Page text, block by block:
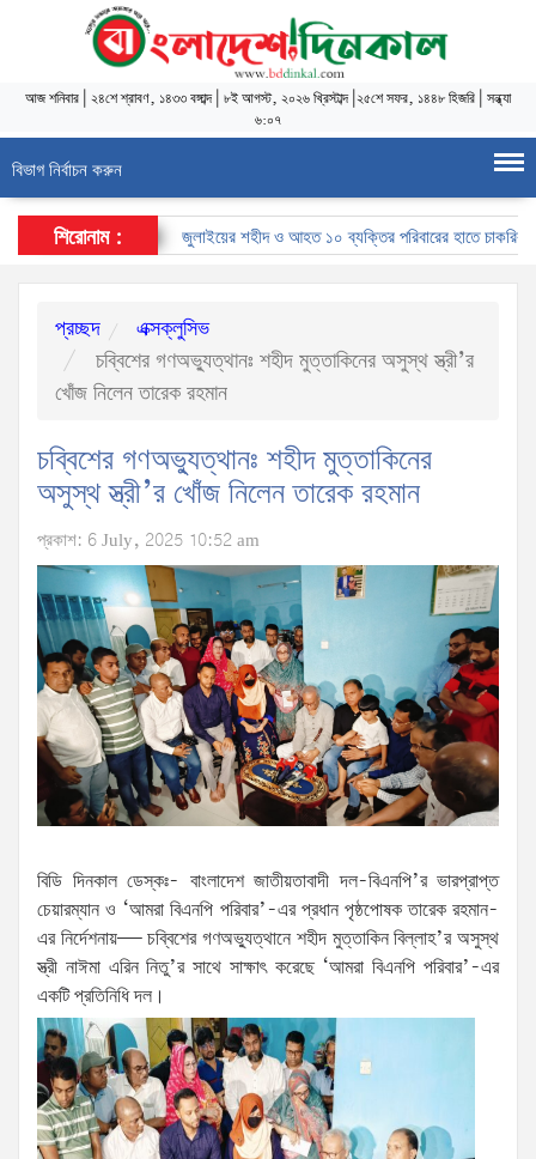
আজশনিবার ২৪শে শ্রাবণ, ১৪৩৩ বঙ্গাব্দ| ৮ই আগস্ট, ২০২৬ খ্রিস্টাব্দ| ২৫শে সফর, ১৪৪৮ হিজরি সন্ধ্যা
৬:০৭
বিভাগ নির্বাচন করুন
শিরোনাম : জুলাইয়ের শহীদ ও আহত ১০ ব্যক্তির পরিবারের হাতে চাকরির
প্রচ্ছদ
এক্সক্লুসিভ
চব্বিশের গণঅভ্যুত্থানঃ শহীদ মুত্তাকিনের অসুস্থ স্ত্রী’র
খোঁজ নিলেন তারেক রহমান
চব্বিশের গণঅভ্যুত্থানঃ শহীদ মুত্তাকিনের
অসুস্থ স্ত্রী’র খোঁজ নিলেন তারেক রহমান
প্রকাশ: 6 July, 2025 10:52 am
বিডি দিনকাল ডেস্কঃ- বাংলাদেশ জাতীয়তাবাদী দল-বিএনপি’র ভারপ্রাপ্ত
চেয়ারম্যান ও ‘আমরা বিএনপি পরিবার’-এর প্রধান পৃষ্ঠপোষক তারেক রহমান-
এর নির্দেশনায়— চব্বিশের গণঅভ্যুত্থানে শহীদ মুত্তাকিন বিল্লাহ’র অসুস্থ
স্ত্রী নাঈমা এরিন নিতু’র সাথে সাক্ষাৎ করেছে ‘আমরা বিএনপি পরিবার’-এর
একটি প্রতিনিধি দল।